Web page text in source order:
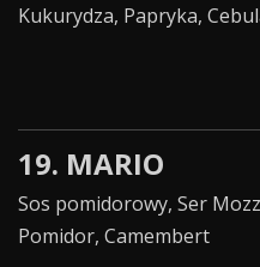
Kukurydza, Papryka,
19. MARIO
Sos pomidorowy, Ser
Pomidor, Camembert